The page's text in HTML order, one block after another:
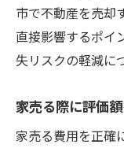
市で不動産を売却
直接影響するポイ
失リスクの軽減に
家売る際に評価
家売る費用を正確